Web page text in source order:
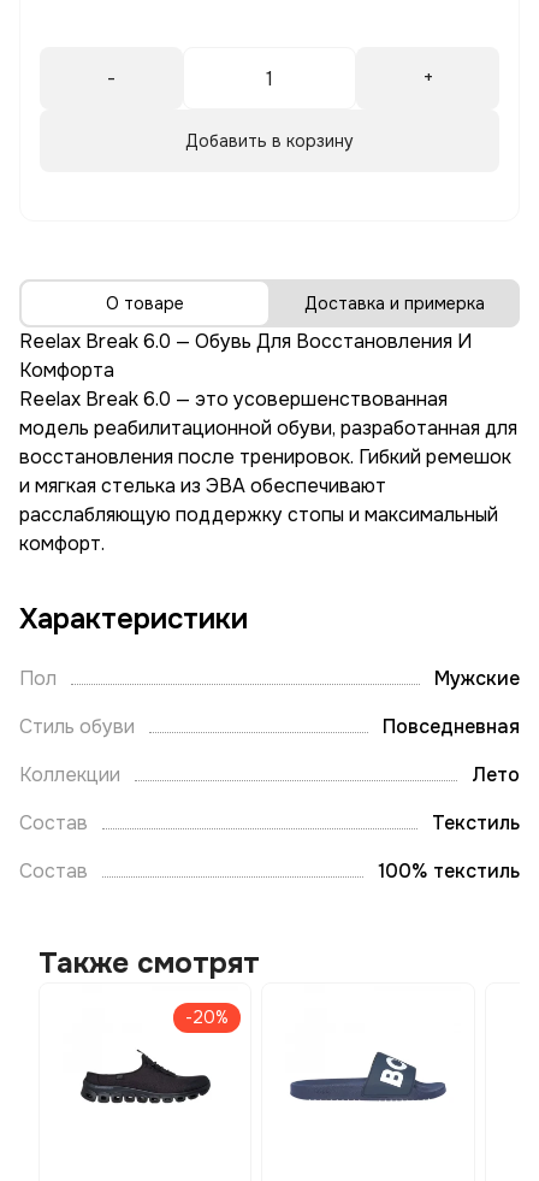
- +
Добавить в корзину
О товаре Доставка и примерка
Reelax Break 6.0 — Обувь Для Восстановления И
Комфорта
Reelax Break 6.0 — это усовершенствованная
модель реабилитационной обуви, разработанная для
восстановления после тренировок. Гибкий ремешок
и мягкая стелька из ЭВА обеспечивают
расслабляющую поддержку стопы и максимальный
комфорт.
Характеристики
Пол
Мужские
Стиль обуви
Повседневная
Коллекции
Лето
Состав
Текстиль
Состав
100% текстиль
Также смотрят
-20%